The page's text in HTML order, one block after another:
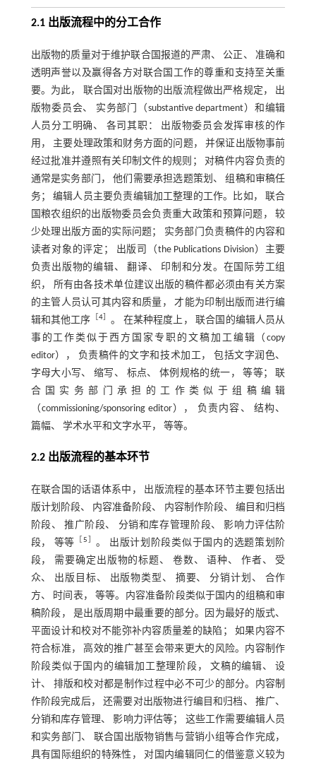
2.1 出版流程中的分工合作
出版物的质量对于维护联合国报道的严肃、 公正、 准确和
透明声誉以及赢得各方对联合国工作的尊重和支持至关重
要。为此， 联合国对出版物的出版流程做出严格规定， 出
版物委员会、 实务部门（substantive department）和编辑
人员分工明确、 各司其职： 出版物委员会发挥审核的作
用， 主要处理政策和财务方面的问题， 并保证出版物事前
经过批准并遵照有关印制文件的规则； 对稿件内容负责的
通常是实务部门， 他们需要承担选题策划、 组稿和审稿任
务； 编辑人员主要负责编辑加工整理的工作。比如， 联合
国粮农组织的出版物委员会负责重大政策和预算问题， 较
少处理出版方面的实际问题； 实务部门负责稿件的内容和
读者对象的评定； 出版司（the Publications Division）主要
负责出版物的编辑、 翻译、 印制和分发。在国际劳工组
织， 所有由各技术单位建议出版的稿件都必须由有关方案
的主管人员认可其内容和质量， 才能为印制出版而进行编
辑和其他工序
4］ 。 在某种程度上， 联合国的编辑人员从
事的工作类似于西方国家专职的文稿加工编辑（copy
editor）， 负责稿件的文字和技术加工， 包括文字润色、
字母大小写、 缩写、 标点、 体例规格的统一， 等等； 联
合国实务部门承担的工作类似于组稿编辑
（commissioning/sponsoring editor）， 负责内容、 结构、
篇幅、 学术水平和文字水平， 等等。
2.2 出版流程的基本环节
在联合国的话语体系中， 出版流程的基本环节主要包括出
版计划阶段、 内容准备阶段、 内容制作阶段、 编目和归档
阶段、 推广阶段、 分销和库存管理阶段、 影响力评估阶
段， 等等
5
。 出版计划阶段类似于国内的选题策划阶
段， 需要确定出版物的标题、 卷数、 语种、 作者、 受
众、 出版目标、 出版物类型、 摘要、 分销计划、 合作
方、 时间表， 等等。内容准备阶段类似于国内的组稿和审
稿阶段， 是出版周期中最重要的部分。因为最好的版式、
平面设计和校对不能弥补内容质量差的缺陷； 如果内容不
符合标准， 高效的推广甚至会带来更大的风险。内容制作
阶段类似于国内的编辑加工整理阶段， 文稿的编辑、 设
计、 排版和校对都是制作过程中必不可少的部分。内容制
作阶段完成后， 还需要对出版物进行编目和归档、 推广、
分销和库存管理、 影响力评估等； 这些工作需要编辑人员
和实务部门、 联合国出版物销售与营销小组等合作完成，
具有国际组织的特殊性， 对国内编辑同仁的借鉴意义较为